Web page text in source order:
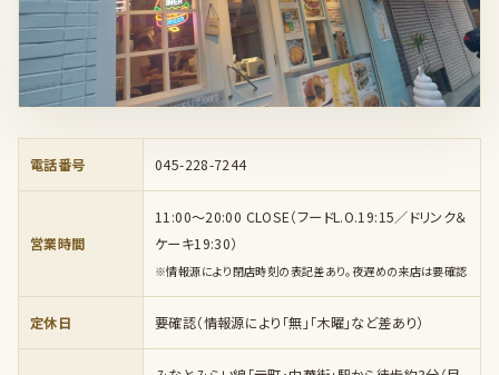
電話番号 045-228-7244
営業時間
11:00～20:00 CLOSE（フードL.O.19:15／ドリンク＆
ケーキ19:30）
※情報源により閉店時刻の表記差あり。夜遅めの来店は要確認
定休日 要確認（情報源により「無」「木曜」など差あり）